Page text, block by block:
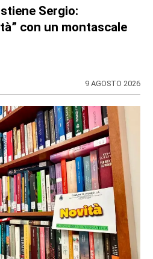
Sergio:
con un montascale
9 AGOSTO 2026